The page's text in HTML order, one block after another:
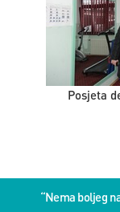
Posjeta
“Nema boljeg